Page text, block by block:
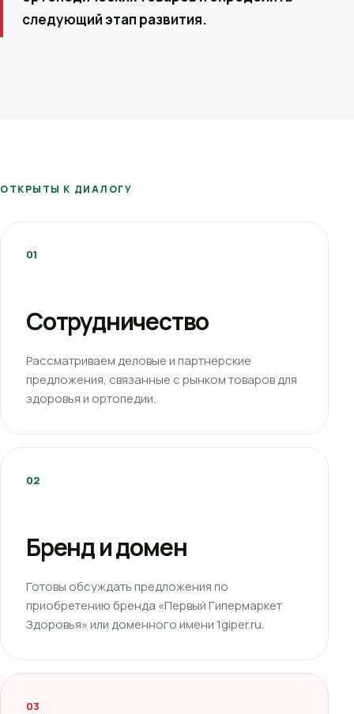
следующий этап развития.
ОТКРЫТЫ К ДИАЛОГУ
01
Сотрудничество
Рассматриваем деловые и партнерские
предложения, связанные с рынком товаров для
здоровья и ортопедии.
02
Бренд и домен
Готовы обсуждать предложения по
приобретению бренда «Первый Гипермаркет
Здоровья» или доменного имени 1giper.ru.
03